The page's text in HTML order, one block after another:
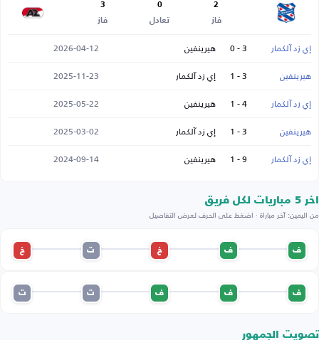
2
فاز
0
تعادل
3
فاز
إي زد آلكمار 3 - 0 هيرينفين
2026-04-12
هيرينفين
3 - 1 إي زد آلكمار
2025-11-23
إي زد آلكمار
4 - 1 هيرينفين
2025-05-22
هيرينفين
3 - 1 إي زد آلكمار
2025-03-02
إي زد آلكمار
9 - 1 هيرينفين 2024-09-14
اخر 5 مباريات لكل فريق
من اليمين: آخر مباراة · اضغط على الحرف لعرض التفاصيل
ف ف خ ت خ
ف ف ف ت ت
تصويت الجمهور